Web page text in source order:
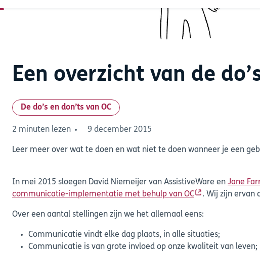
Een overzicht van de
De do’s en don’ts van OC
2 minuten lezen 9 december 2015
Leer meer over wat te doen en wat niet te doen wanneer je een
In mei 2015 sloegen David Niemeijer van AssistiveWare en Jane
communicatie-implementatie met behulp van OC
. Wij zijn ervan
Over een aantal stellingen zijn we het allemaal eens:
Communicatie vindt elke dag plaats, in alle situaties;
Communicatie is van grote invloed op onze kwaliteit van leven;